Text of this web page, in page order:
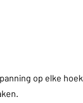
op elke hoek